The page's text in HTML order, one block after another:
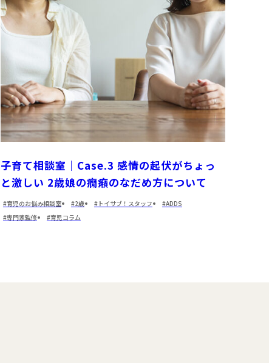
子育て相談室｜Case.3 感情の起伏がちょっ
と激しい 2歳娘の癇癪のなだめ方について
育児のお悩み相談室 2歳 トイサブ！スタッフ
ADDS
専門家監修
育児コラム